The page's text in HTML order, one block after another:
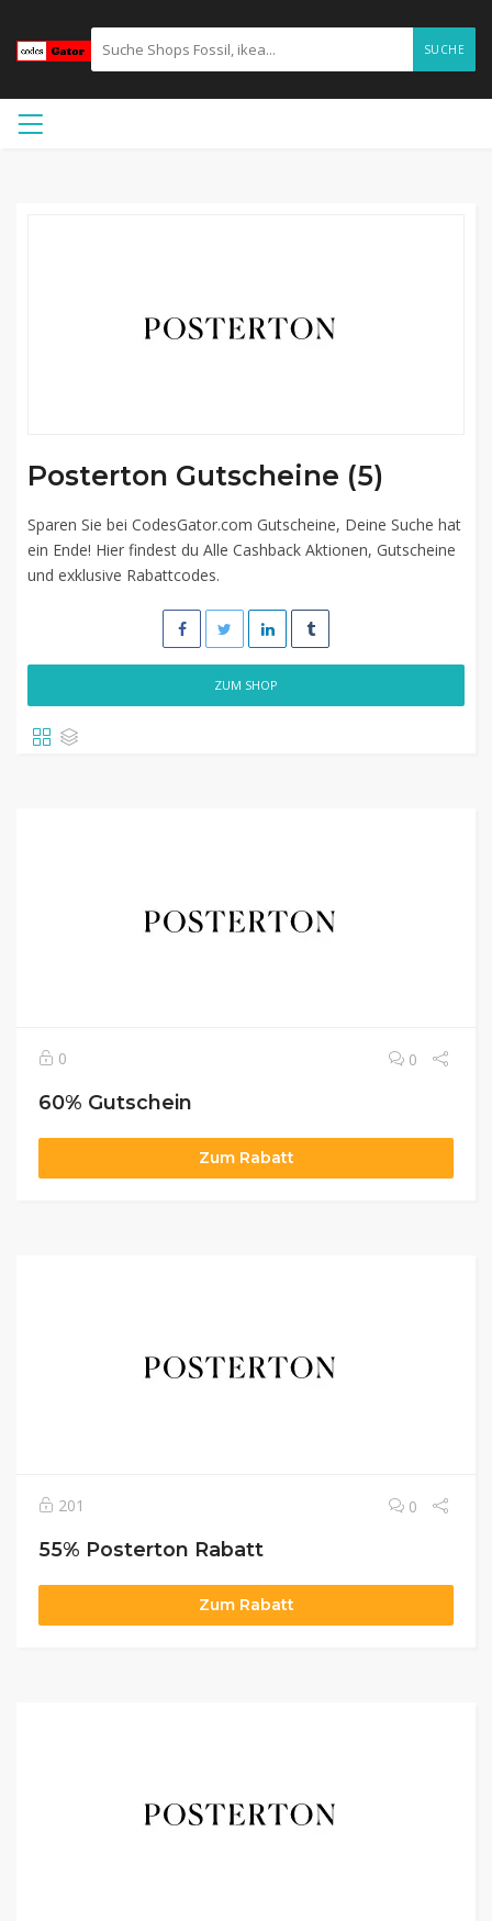
SUCHE
Posterton Gutscheine (5)
Sparen Sie bei CodesGator.com Gutscheine, Deine Suche hat
ein Ende! Hier findest du Alle Cashback Aktionen, Gutscheine
und exklusive Rabattcodes.
ZUM SHOP
0 0
60% Gutschein
Zum Rabatt
201 0
55% Posterton Rabatt
Zum Rabatt